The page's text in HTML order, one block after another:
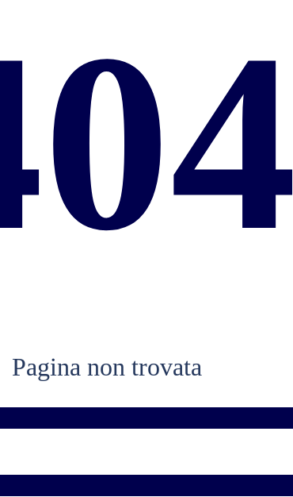
Pagina non trovata